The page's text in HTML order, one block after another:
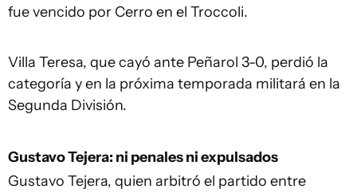
fue vencido por Cerro en el Troccoli.
Villa Teresa, que cayó ante Peñarol 3-0, perdió la
categoría y en la próxima temporada militará en la
Segunda División.
Gustavo Tejera: ni penales ni expulsados
Gustavo Tejera, quien arbitró el partido entre